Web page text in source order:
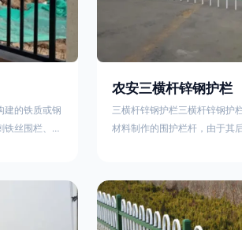
建的铁质或钢
铁丝围栏、电
术设计构建的
分为刺铁丝
铁丝网围
农安三横杆锌钢护栏
三横杆锌钢护栏三横杆锌钢护
材料制作的围护栏杆，由于其
通等使用的主流产品。星工
业生产锌钢护栏的公司，其三
下：1线条流畅，色彩鲜明，